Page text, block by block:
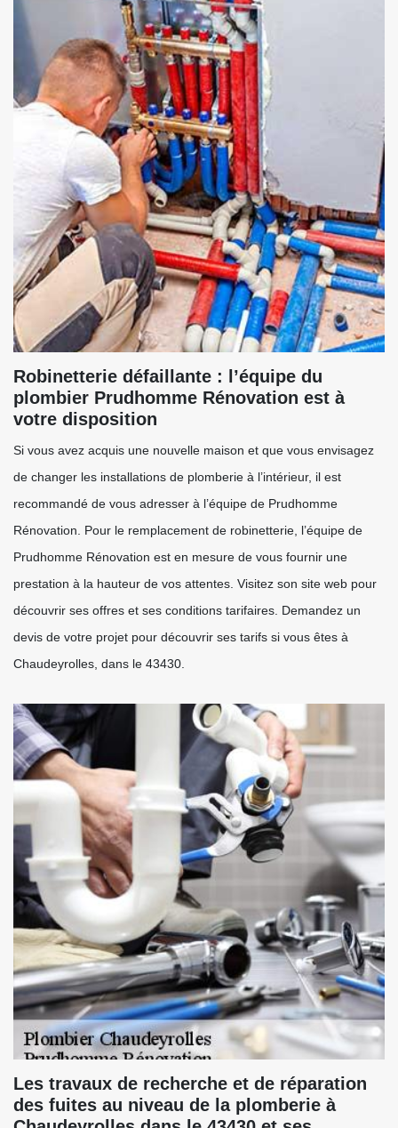
Robinetterie défaillante : l’équipe du
plombier Prudhomme Rénovation est à
votre disposition
Si vous avez acquis une nouvelle maison et que vous envisagez
de changer les installations de plomberie à l’intérieur, il est
recommandé de vous adresser à l’équipe de Prudhomme
Rénovation. Pour le remplacement de robinetterie, l’équipe de
Prudhomme Rénovation est en mesure de vous fournir une
prestation à la hauteur de vos attentes. Visitez son site web pour
découvrir ses offres et ses conditions tarifaires. Demandez un
devis de votre projet pour découvrir ses tarifs si vous êtes à
Chaudeyrolles, dans le 43430.
Les travaux de recherche et de réparation
des fuites au niveau de la plomberie à